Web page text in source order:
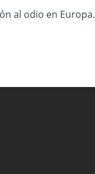
al odio en Europa.